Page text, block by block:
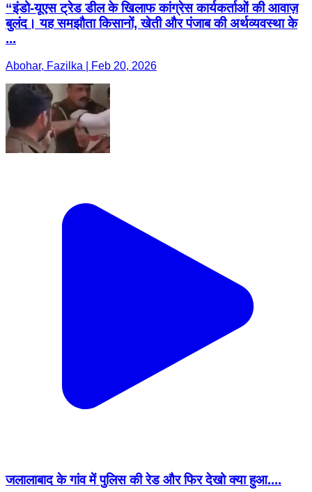
“इंडो-यूएस ट्रेड डील के खिलाफ कांग्रेस कार्यकर्ताओं की आवाज़
बुलंद। यह समझौता किसानों, खेती और पंजाब की अर्थव्यवस्था के
...
Abohar, Fazilka | Feb 20, 2026
जलालाबाद के गांव में पुलिस की रेड और फिर देखो क्या हुआ....